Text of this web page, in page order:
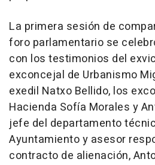
La primera sesión de
foro parlamentario se
con los testimonios del
exconcejal de Urbanismo
exedil Natxo Bellido, los
Hacienda Sofía Morales y
jefe del departamento
Ayuntamiento y asesor
contracto de alienación,